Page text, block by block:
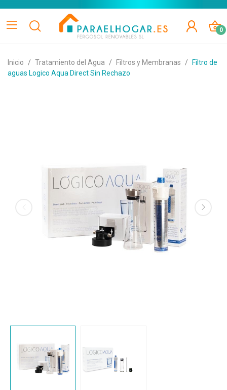
0
Inicio Tratamiento del Agua Filtros y Membranas
Filtro de
aguas Logico Aqua Direct Sin Rechazo